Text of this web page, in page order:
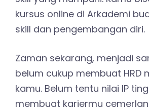
kursus online di Arkademi
skill dan pengembangan diri.
Zaman sekarang, menjadi
belum cukup membuat HRD
kamu. Belum tentu nilai IP
membuat kariermu